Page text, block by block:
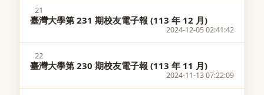
21
臺灣大學第 231 期校友電子報 (113 年 12 月)
2024-12-05 02:41:42
22
臺灣大學第 230 期校友電子報 (113 年 11 月)
2024-11-13 07:22:09